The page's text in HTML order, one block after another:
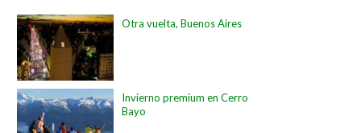
Otra vuelta, Buenos Aires
Invierno premium en Cerro
Bayo